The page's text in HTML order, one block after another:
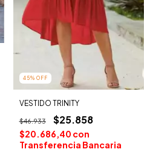
45% OFF
VESTIDO TRINITY
$46.933 $25.858
$20.686,40 con
Transferencia Bancaria